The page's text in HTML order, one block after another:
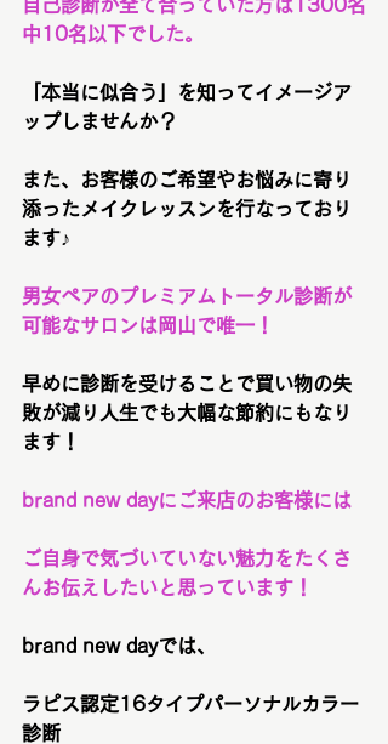
自己診断が全て合っていた方は1300名
中10名以下でした。
「本当に似合う」を知ってイメージア
ップしませんか？
また、お客様のご希望やお悩みに寄り
添ったメイクレッスンを行なっており
ます♪
男女ペアのプレミアムトータル診断が
可能なサロンは岡山で唯一！
早めに診断を受けることで買い物の失
敗が減り人生でも大幅な節約にもなり
ます！
brand new dayにご来店のお客様には
ご自身で気づいていない魅力をたくさ
んお伝えしたいと思っています！
brand new dayでは、
ラピス認定16タイプパーソナルカラー
診断